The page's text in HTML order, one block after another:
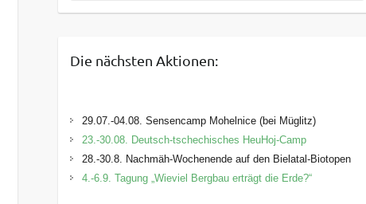
Die nächsten Aktionen:
29.07.-04.08. Sensencamp Mohelnice (bei Müglitz)
23.-30.08. Deutsch-tschechisches HeuHoj-Camp
28.-30.8. Nachmäh-Wochenende auf den Bielatal-Biotopen
4.-6.9. Tagung „Wieviel Bergbau erträgt die Erde?“